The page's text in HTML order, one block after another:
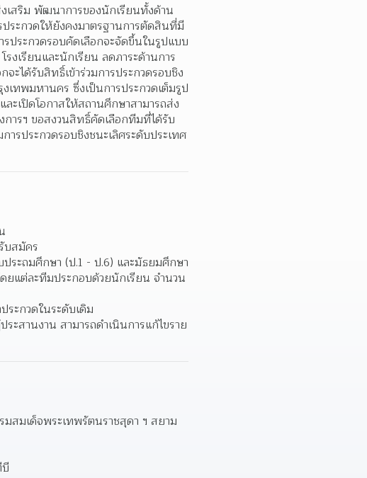
เสริม พัฒนาการของนักเรียนทั้งด้าน
ระกวดให้ยังคงมาตรฐานการตัดสินที่มี
ประกวดรอบคัดเลือกจะจัดขึ้นในรูปแบบ
งเรียนและนักเรียน ลดภาระด้านการ
ะได้รับสิทธิ์เข้าร่วมการประกวดรอบชิง
ทพมหานคร ซึ่งเป็นการประกวดเต็มรูป
ะเปิดโอกาสให้สถานศึกษาสามารถส่ง
การฯ ขอสงวนสิทธิ์คัดเลือกทีมที่ได้รับ
รประกวดรอบชิงชนะเลิศระดับประเทศ
บสมัคร
ระถมศึกษา (ป.1 - ป.6) และมัธยมศึกษา
ยแต่ละทีมประกอบด้วยนักเรียน จำนวน
ระกวดในระดับเดิม
ะสานงาน สามารถดำเนินการแก้ไขราย
มสมเด็จพระเทพรัตนราชสุดา ฯ สยาม